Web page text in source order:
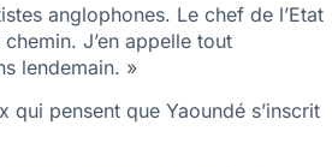
anglophones. Le chef de l’Etat
J’en appelle tout
lendemain. »
pensent que Yaoundé s’inscrit